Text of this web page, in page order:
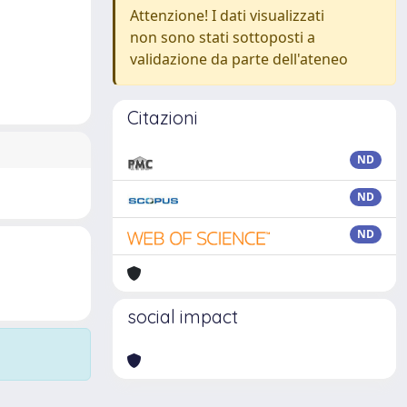
Attenzione! I dati visualizzati
non sono stati sottoposti a
validazione da parte dell'ateneo
Citazioni
ND
ND
ND
social impact